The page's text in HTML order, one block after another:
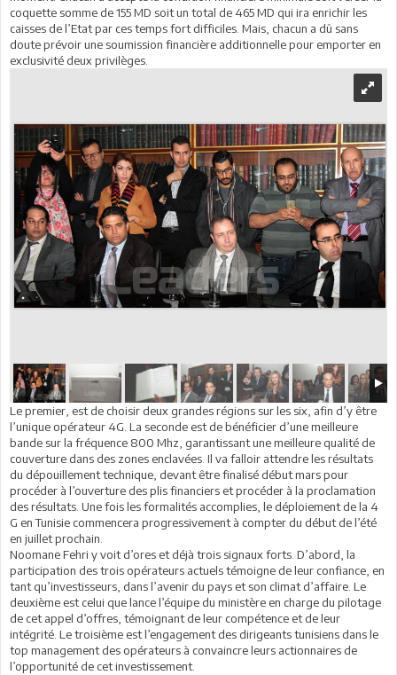
coquette somme de 155 MD soit un total de 465 MD qui ira enrichir les
caisses de l’Etat par ces temps fort difficiles. Mais, chacun a dû sans
doute prévoir une soumission financière additionnelle pour emporter en
exclusivité deux privilèges.
Le premier, est de choisir deux grandes régions sur les six, afin d’y être
l’unique opérateur 4G. La seconde est de bénéficier d’une meilleure
bande sur la fréquence 800 Mhz, garantissant une meilleure qualité de
couverture dans des zones enclavées. Il va falloir attendre les résultats
du dépouillement technique, devant être finalisé début mars pour
procéder à l’ouverture des plis financiers et procéder à la proclamation
des résultats. Une fois les formalités accomplies, le déploiement de la 4
G en Tunisie commencera progressivement à compter du début de l’été
en juillet prochain.
Noomane Fehri y voit d’ores et déjà trois signaux forts. D’abord, la
participation des trois opérateurs actuels témoigne de leur confiance, en
tant qu’investisseurs, dans l’avenir du pays et son climat d’affaire. Le
deuxième est celui que lance l’équipe du ministère en charge du pilotage
de cet appel d’offres, témoignant de leur compétence et de leur
intégrité. Le troisième est l’engagement des dirigeants tunisiens dans le
top management des opérateurs à convaincre leurs actionnaires de
l’opportunité de cet investissement.